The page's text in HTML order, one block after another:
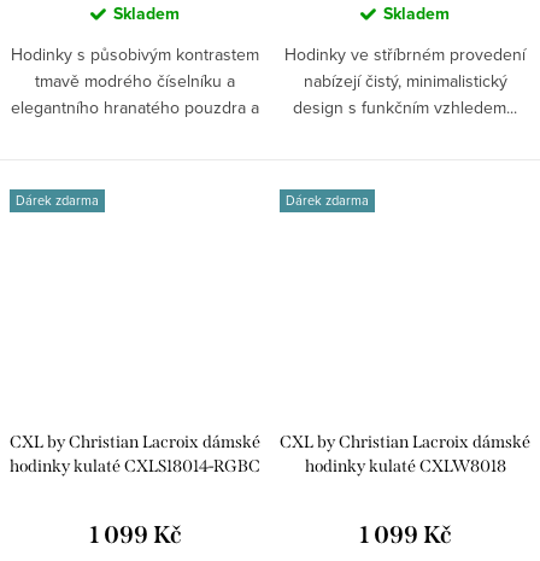
Skladem
Hodinky s působivým kontrastem
tmavě modrého číselníku a
elegantního hranatého pouzdra a
Skladem
Hodinky ve stříbrném provedení
nabízejí čistý, minimalistický
design s funkčním vzhledem...
Dárek zdarma
CXL by Christian Lacroix dámské
hodinky kulaté CXLS18014-RGBC
1 099 Kč
Dárek zdarma
CXL by Christian Lacroix dámské
hodinky kulaté CXLW8018
1 099 Kč